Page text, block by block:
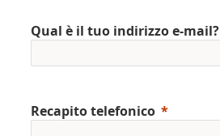
Qual è il tuo indirizzo e-mail?
Recapito telefonico